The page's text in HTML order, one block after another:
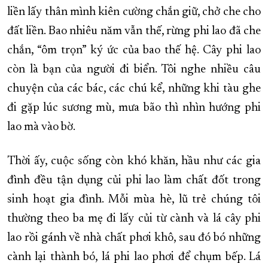
liền lấy thân mình kiên cường chắn giữ, chở che cho
đất liền. Bao nhiêu năm vẫn thế, rừng phi lao đã che
chắn, “ôm trọn” ký ức của bao thế hệ. Cây phi lao
còn là bạn của người đi biển. Tôi nghe nhiều câu
chuyện của các bác, các chú kể, những khi tàu ghe
đi gặp lúc sương mù, mưa bão thì nhìn hướng phi
lao mà vào bờ.
Thời ấy, cuộc sống còn khó khăn, hầu như các gia
đình đều tận dụng củi phi lao làm chất đốt trong
sinh hoạt gia đình. Mỗi mùa hè, lũ trẻ chúng tôi
thường theo ba mẹ đi lấy củi từ cành và lá cây phi
lao rồi gánh về nhà chất phơi khô, sau đó bó những
cành lại thành bó, lá phi lao phơi để chụm bếp. Lá